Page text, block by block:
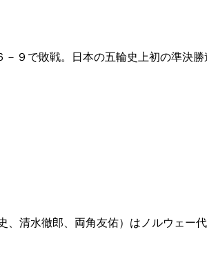
９で敗戦。日本の五輪史上初の準決
清水徹郎、両角友佑）はノルウェー